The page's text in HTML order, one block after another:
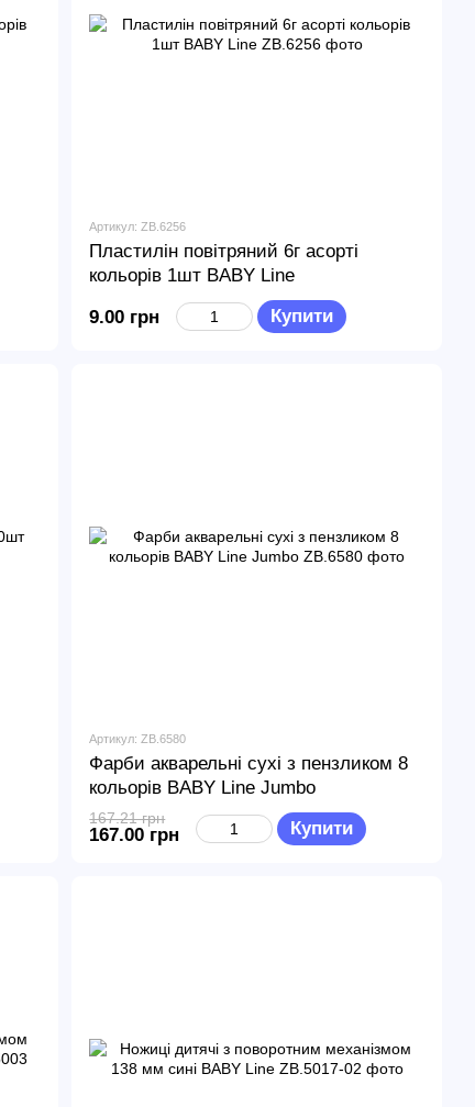
Артикул: ZB.6256
Пластилін повітряний 6г асорті
кольорів 1шт BABY Line
9.00 грн Купити
Артикул: ZB.6580
Фарби акварельні сухі з пензликом 8
кольорів BABY Line Jumbo
167.21 грн
167.00 грн Купити